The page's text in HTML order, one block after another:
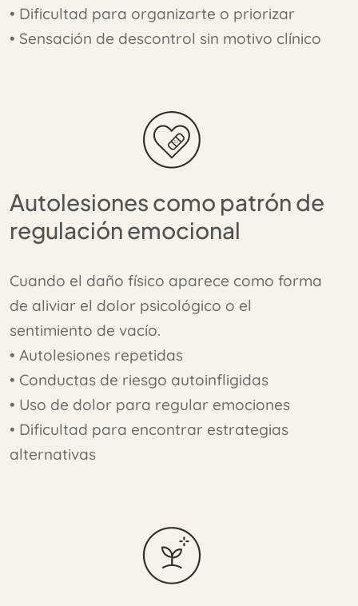
• Dificultad para organizarte o priorizar
• Sensación de descontrol sin motivo clínico
Autolesiones como patrón de
regulación emocional
Cuando el daño físico aparece como forma
de aliviar el dolor psicológico o el
sentimiento de vacío.
• Autolesiones repetidas
• Conductas de riesgo autoinfligidas
• Uso de dolor para regular emociones
• Dificultad para encontrar estrategias
alternativas